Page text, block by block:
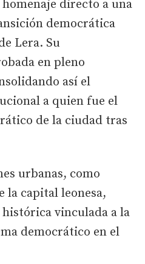
directo a una
democrática
Lera. Su
en pleno
así el
a quien fue el
de la ciudad tras
urbanas, como
la capital leonesa,
vinculada a la
democrático en el